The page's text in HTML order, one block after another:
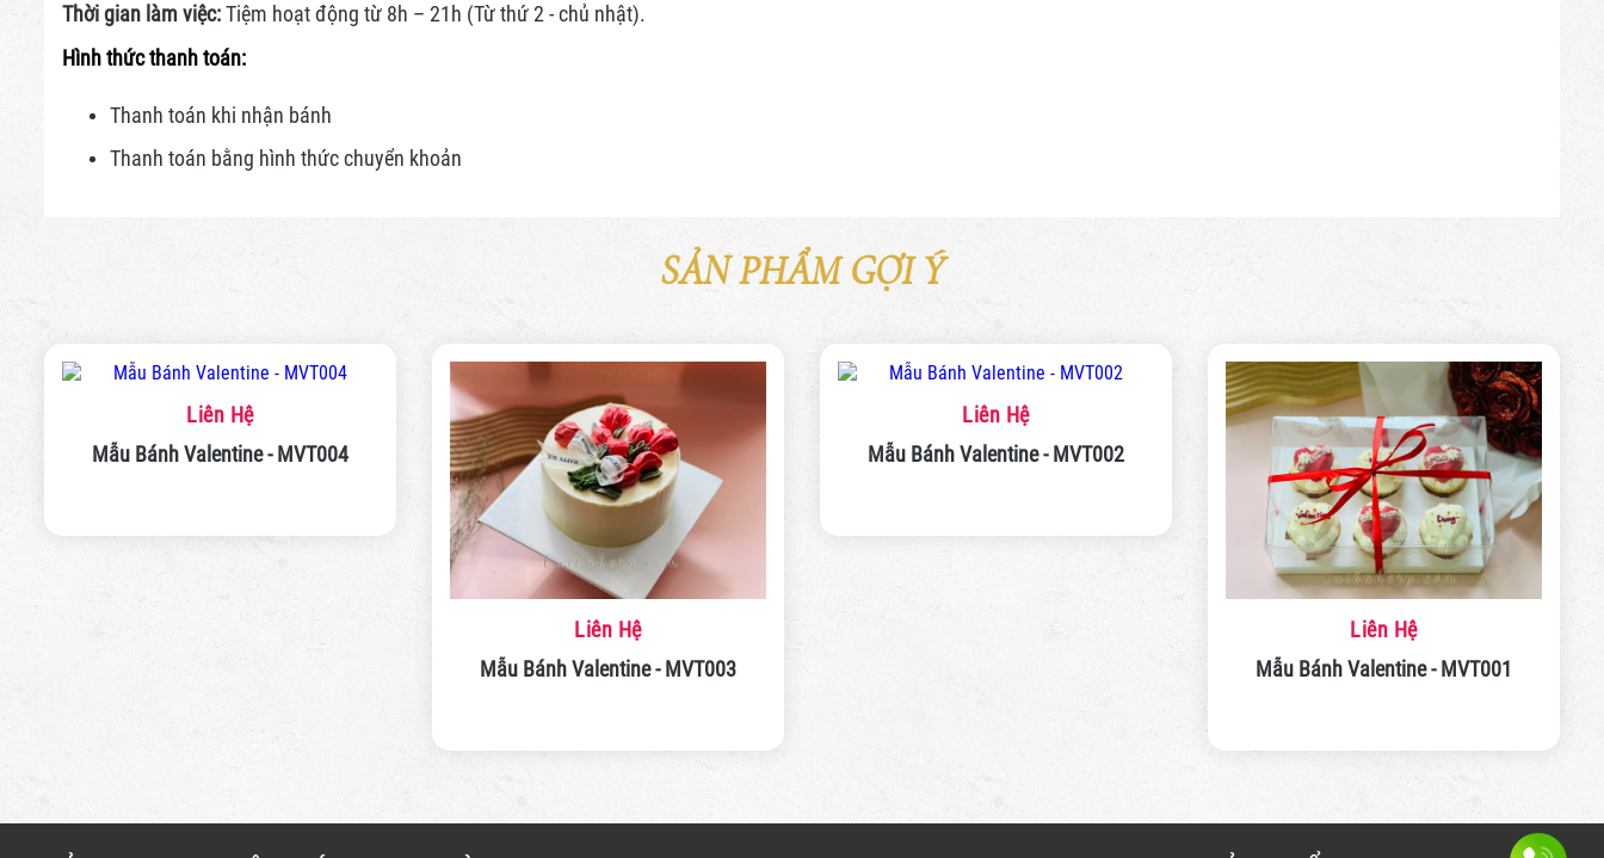
Thời gian làm việc:Tiệm hoạt động từ 8h – 21h (Từ thứ 2 - chủ nhật).
Hình thức thanh toán:
Thanh toán khi nhận bánh
Thanh toán bằng hình thứcchuyển khoản
SẢN PHẨM GỢI Ý
Liên Hệ
Mẫu Bánh Valentine - MVT004
Liên Hệ
Mẫu Bánh Valentine - MVT003
Liên Hệ
Mẫu Bánh Valentine - MVT002
Liên Hệ
Mẫu Bánh Valentine - MVT001